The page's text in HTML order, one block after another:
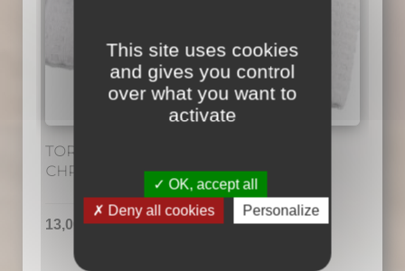
du
produit
TORCHON MICROFIBRE VAISSELLE
CHRONODRY 45cm x 60cm
13,00 € TTC
This site uses cookies
and gives you control
over what you want to
activate
OK, accept all
Deny all cookies
Personalize